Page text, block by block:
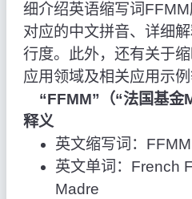
细介绍英语缩写词
对应的中文拼音、详细
行度。此外，还有关于缩
应用领域及相关应用示例
“FFMM”（“法国基金
释义
英文缩写词：FFMM
英文单词：French
Madre